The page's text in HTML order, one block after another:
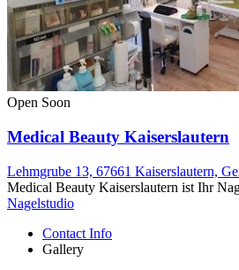
Open Soon
Medical Beauty Kaiserslautern
Lehmgrube 13, 67661 Kaiserslautern,
Medical Beauty Kaiserslautern ist Ihr
Nagelstudio
Contact Info
Gallery